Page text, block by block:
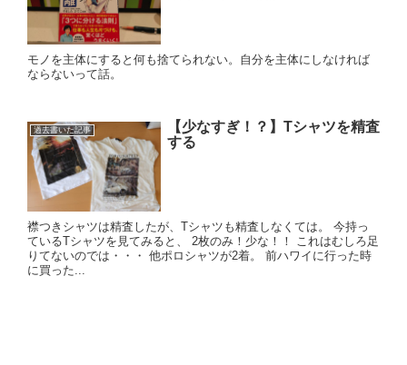
モノを主体にすると何も捨てられない。自分を主体にしなければ
ならないって話。
過去書いた記事
【少なすぎ！？】Tシャツを精査
する
襟つきシャツは精査したが、Tシャツも精査しなくては。 今持っ
ているTシャツを見てみると、 2枚のみ！少な！！ これはむしろ足
りてないのでは・・・ 他ポロシャツが2着。 前ハワイに行った時
に買った...